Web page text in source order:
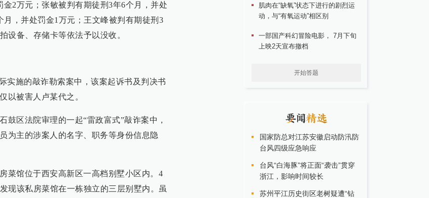
2万元；张敏被判有期徒刑3年6个月，并处
，并处罚金1万元；王文峰被判有期徒刑3
设备、存储卡等依法予以没收。
实施的敲诈勒索案中，该案起诉书及判决书
以被害人卢某代之。
鼓区法院审理的一起“雷政富式”敲诈案中，
为主的涉案人的名字、职务等身份信息隐
菜馆位于西安高新区一高档别墅小区内。4
现该私房菜馆在一栋独立的三层别墅内。虽
肌肉在“缺氧”状态下进行的剧烈运
动，与“有氧运动”相区别
一部国产科幻冒险电影， 7月下旬
上映2天宣布撤档
开始答题
国家防总对江苏安徽启动防汛防
台风四级应急响应
台风“白海豚”将正面“袭击”贯穿
浙江，影响时间较长
苏州平江历史街区老树疑遭“钻